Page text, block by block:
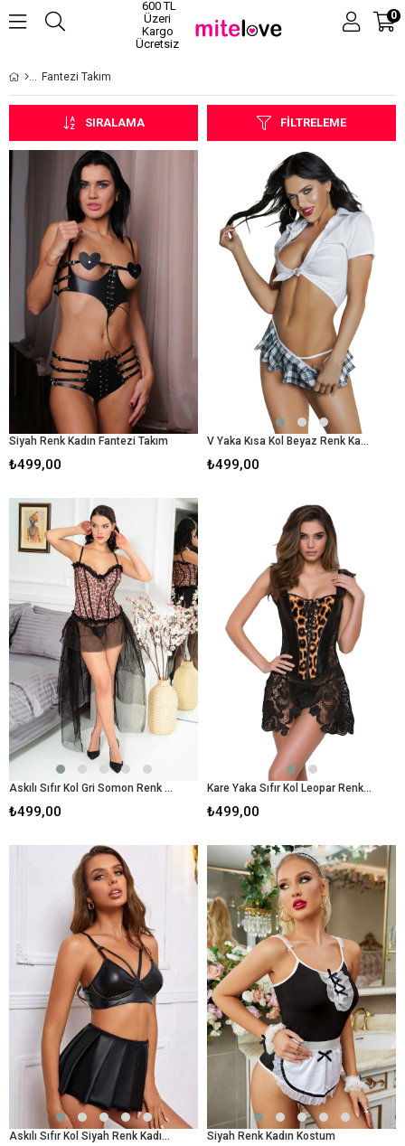
600 TL
Üzeri
Kargo
Ücretsiz
0
Fantezi Takım
FILTRELEME
SIRALAMA
Siyah Renk Kadın Fantezi Takım
₺499,00
V Yaka Kısa Kol Beyaz Renk Kadın Kostum
₺499,00
Askılı Sıfır Kol Gri Somon Renk Kadın Kostum
₺499,00
Kare Yaka Sıfır Kol Leopar Renk Kadın Kostum
₺499,00
Askılı Sıfır Kol Siyah Renk Kadın Fantezi Takım Siyah Renk Kadın Kostum